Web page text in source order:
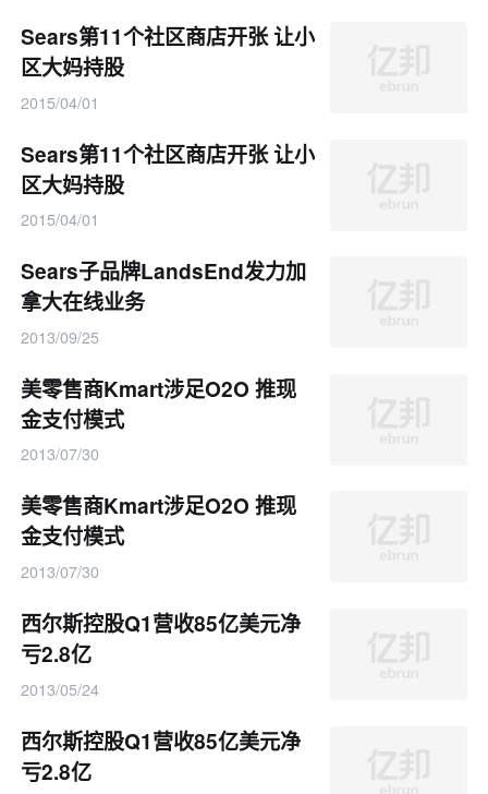
Sears第11个社区商店开张 让小
区大妈持股
2015/04/01
Sears第11个社区商店开张 让小
区大妈持股
2015/04/01
Sears子品牌LandsEnd发力加
拿大在线业务
2013/09/25
美零售商Kmart涉足O2O 推现
金支付模式
2013/07/30
美零售商Kmart涉足O2O 推现
金支付模式
2013/07/30
西尔斯控股Q1营收85亿美元净
亏2.8亿
2013/05/24
西尔斯控股Q1营收85亿美元净
亏2.8亿